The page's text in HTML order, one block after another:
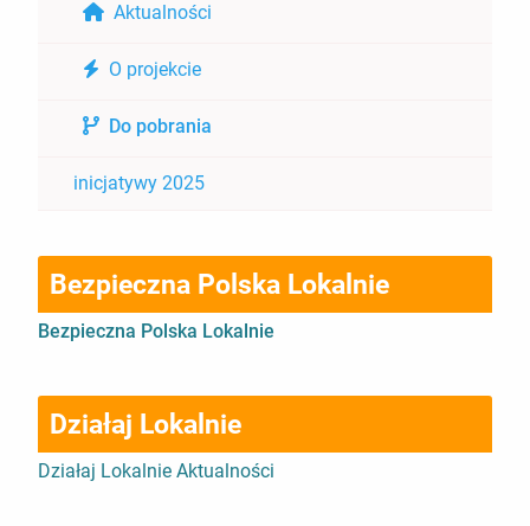
Aktualności
O projekcie
Do pobrania
inicjatywy 2025
Bezpieczna Polska Lokalnie
Bezpieczna Polska Lokalnie
Działaj Lokalnie
Działaj Lokalnie Aktualności